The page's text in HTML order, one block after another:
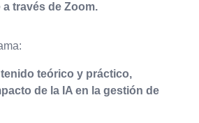
través de Zoom.
teórico y práctico,
de la IA en la gestión de